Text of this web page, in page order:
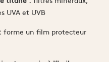
UVA et UVB
forme un film protecteur